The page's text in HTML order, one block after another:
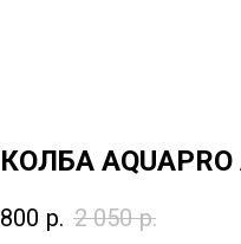
КОЛБА
800 р. 2 050 р.